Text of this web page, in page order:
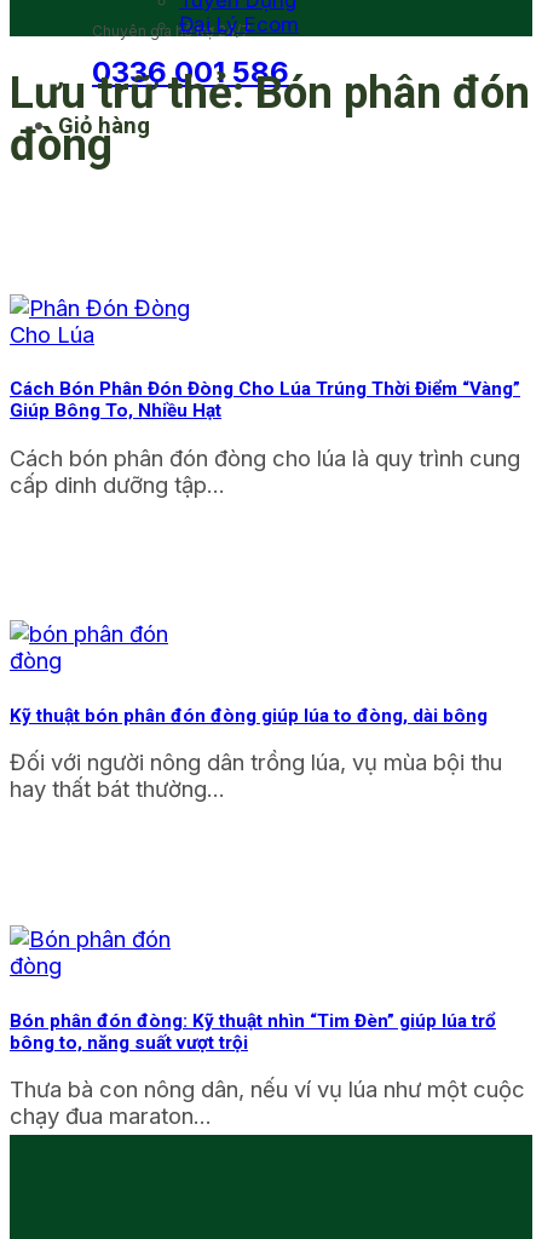
Chuyên gia hỗ trợ 24/7
0336 001 586
Giỏ hàng
Đại Lý Ecom
Lưu trữ thẻ:Bón phân đón
đòng
Cách Bón Phân Đón Đòng Cho Lúa Trúng Thời Điểm “Vàng”
Giúp Bông To, Nhiều Hạt
Cách bón phân đón đòng cho lúa là quy trình cung
cấp dinh dưỡng tập...
Kỹ thuật bón phân đón đòng giúp lúa to đòng, dài bông
Đối với người nông dân trồng lúa, vụ mùa bội thu
hay thất bát thường...
Bón phân đón đòng: Kỹ thuật nhìn “Tim Đèn” giúp lúa trổ
bông to, năng suất vượt trội
Thưa bà con nông dân, nếu ví vụ lúa như một cuộc
chạy đua maraton...